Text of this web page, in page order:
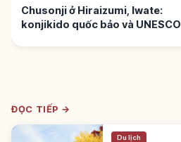
Chusonji ở Hiraizumi, Iwate:
konjikido quốc bảo và UNESCO
ĐỌC TIẾP →
Du lịch